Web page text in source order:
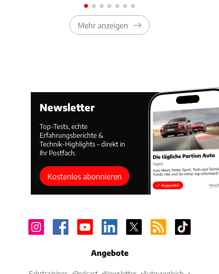
Mehr anzeigen
Newsletter
Top-Tests, echte
Erfahrungsberichte &
Technik-Highlights – direkt in
Ihr Postfach.
Kostenlos abonnieren
Angebote